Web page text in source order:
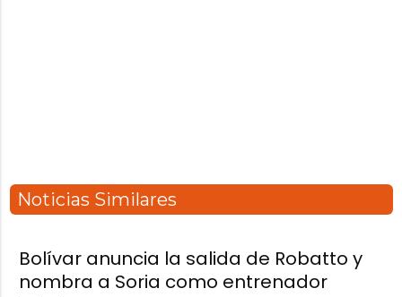
Noticias Similares
Bolívar anuncia la salida de Robatto y
nombra a Soria como entrenador